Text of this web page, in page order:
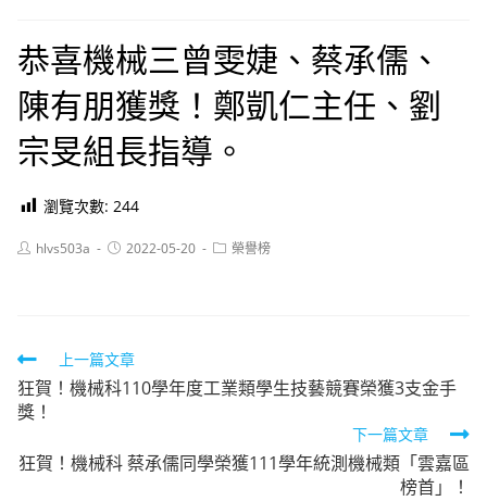
恭喜機械三曾雯婕、蔡承儒、
陳有朋獲獎！鄭凱仁主任、劉
宗旻組長指導。
瀏覽次數: 244
Posthlvs503a
Post2022-05-20
Post榮譽榜
Read
more
articles
上一篇文章
狂賀！機械科110學年度工業類學生技藝競賽榮獲3支金手
獎！
下一篇文章
狂賀！機械科 蔡承儒同學榮獲111學年統測機械類「雲嘉區
榜首」！